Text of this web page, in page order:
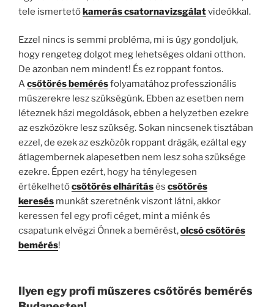
tele ismertetőkamerás csatornavizsgálatvideókkal.
Ezzel nincs is semmi probléma, mi is úgy gondoljuk,
hogy rengeteg dolgot meg lehetséges oldani otthon.
De azonban nem mindent! És ez roppant fontos.
Acsőtörés bemérésfolyamatához professzionális
műszerekre lesz szükségünk. Ebben az esetben nem
léteznek házi megoldások, ebben a helyzetben ezekre
az eszközökre lesz szükség. Sokan nincsenek tisztában
ezzel, de ezek az eszközök roppant drágák, ezáltal egy
átlagembernek alapesetben nem lesz soha szüksége
ezekre. Éppen ezért, hogy ha ténylegesen
értékelhetőcsőtörés elhárításés csőtörés
keresés munkát szeretnénk viszont látni, akkor
keressen fel egy profi céget, mint a miénk és
csapatunk elvégzi Önnek a bemérést,olcsó csőtörés
bemérés!
Ilyen egy profi műszeres csőtörés bemérés